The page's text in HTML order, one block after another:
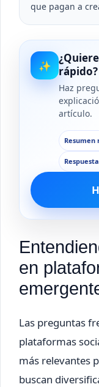
que pagan a
✨
rápido?
Haz
artículo.
Resumen
en
Las preguntas
plataformas
más relevantes
buscan